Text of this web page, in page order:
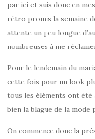
par ici et suis donc en
rétro promis la semaine
attente un peu longue
nombreuses à me
Pour le lendemain du
cette fois pour un look
tous les éléments ont été
bien la blague de la mode
On commence donc la